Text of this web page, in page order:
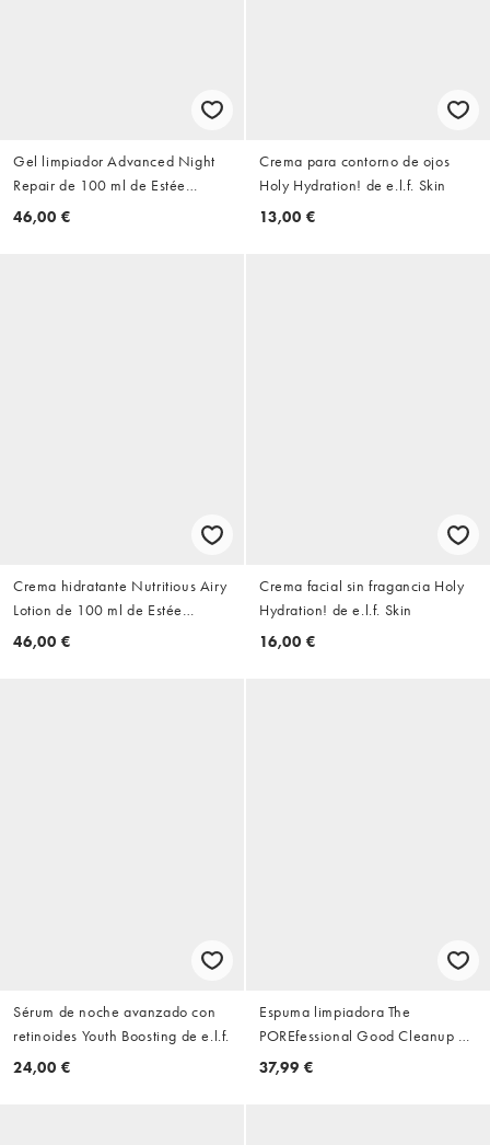
Gel limpiador Advanced Night
Repair de 100 ml de Estée
Lauder
46,00 €
Crema para contorno de ojos
Holy Hydration! de e.l.f. Skin
13,00 €
Crema hidratante Nutritious Airy
Lotion de 100 ml de Estée
Lauder
46,00 €
Crema facial sin fragancia Holy
Hydration! de e.l.f. Skin
16,00 €
Sérum de noche avanzado con
retinoides Youth Boosting de e.l.f.
24,00 €
Espuma limpiadora The
POREfessional Good Cleanup de
147 ml de Benefit
37,99 €